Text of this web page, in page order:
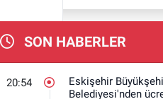
SON HABERLER
20:54
Eskişehir
Belediyesi'nden